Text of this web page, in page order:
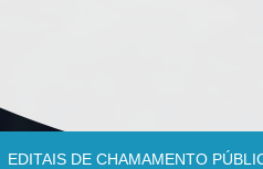
EDITAIS DE CHAMAMENTO